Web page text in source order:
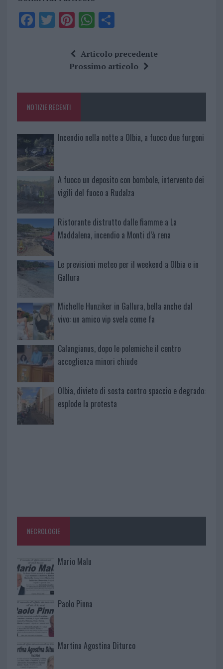
F
o
k
T Pi
te
re
W
at
s
p
S
a
re
Articolo precedente
Prossimo articolo
NOTIZIE RECENTI
Incendio nella notte a Olbia, a fuoco due furgoni
A fuoco un deposito con bombole, intervento dei
vigili del fuoco a Rudalza
Ristorante distrutto dalle fiamme a La
Maddalena, incendio a Monti d’à rena
Le previsioni meteo per il weekend a Olbia e in
Gallura
Michelle Hunziker in Gallura, bella anche dal
vivo: un amico vip svela come fa
Calangianus, dopo le polemiche il centro
accoglienza minori chiude
Olbia, divieto di sosta contro spaccio e degrado:
esplode la protesta
NECROLOGIE
Mario Malu
Paolo Pinna
Martina Agostina Diturco